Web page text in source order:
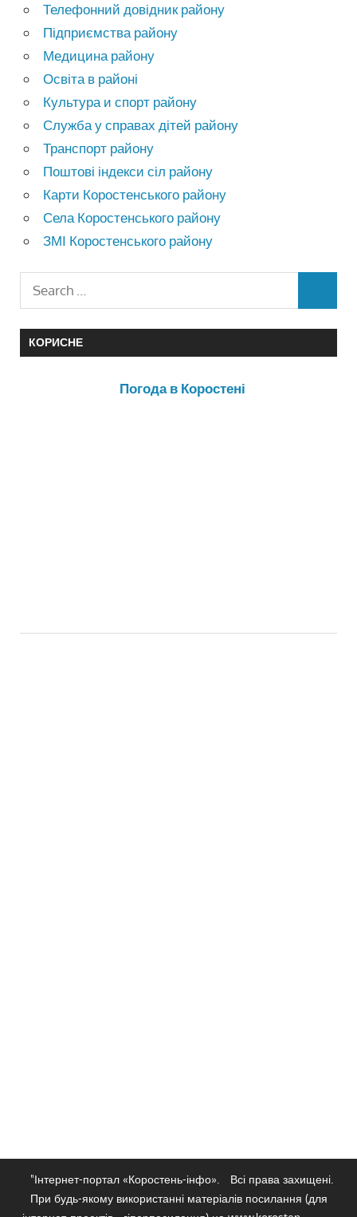
Телефонний довідник району
Підприємства району
Медицина району
Освіта в районі
Культура и спорт району
Служба у справах дітей району
Транспорт району
Поштові індекси сіл району
Карти Коростенського району
Села Коростенського району
ЗМІ Коростенського району
КОРИСНЕ
Погода в Коростені
"Інтернет-портал «Коростень-інфо».
Всі права захищені.
При будь-якому використанні матеріалів посилання (для